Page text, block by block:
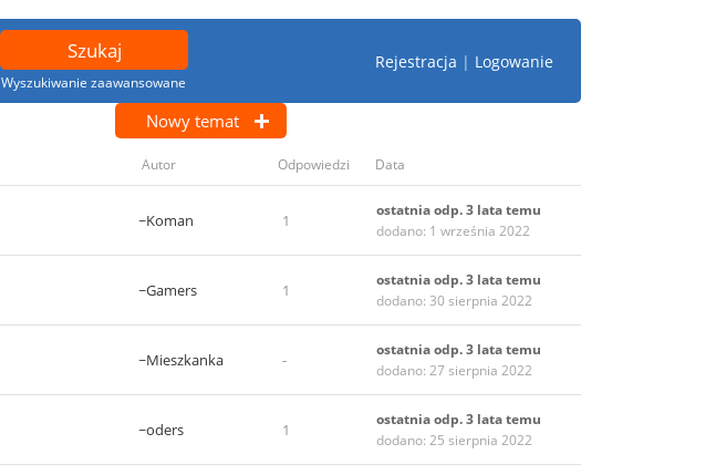
Wyszukiwanie zaawansowane
Rejestracja | Logowanie
Nowy temat
Autor Odpowiedzi Data
~Koman 1
ostatnia odp. 3 lata temu
dodano: 1 września 2022
~Gamers 1
ostatnia odp. 3 lata temu
dodano: 30 sierpnia 2022
~Mieszkanka -
ostatnia odp. 3 lata temu
dodano: 27 sierpnia 2022
~oders 1
ostatnia odp. 3 lata temu
dodano: 25 sierpnia 2022